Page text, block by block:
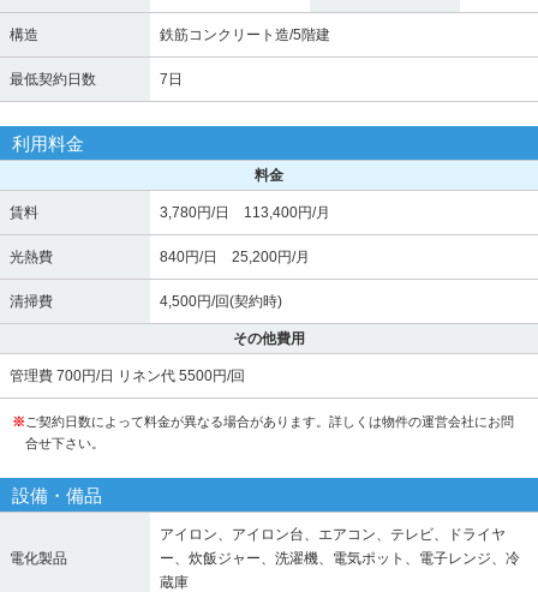
構造 鉄筋コンクリート造/5階建
最低契約日数 7日
利用料金
料金
賃料 3,780円/日 113,400円/月
光熱費 840円/日 25,200円/月
清掃費 4,500円/回(契約時)
その他費用
管理費 700円/日 リネン代 5500円/回
※ ご契約日数によって料金が異なる場合があります。詳しくは物件の運営会社にお問
合せ下さい。
設備・備品
電化製品
アイロン、アイロン台、エアコン、テレビ、ドライヤ
ー、炊飯ジャー、洗濯機、電気ポット、電子レンジ、冷
蔵庫